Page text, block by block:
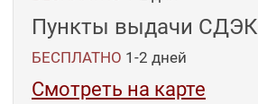
Пункты выдачи СДЭК
БЕСПЛАТНО 1-2 дней
Смотреть на карте